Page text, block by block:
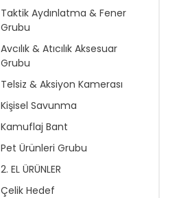
Taktik Aydınlatma & Fener
Grubu
Avcılık & Atıcılık Aksesuar
Grubu
Telsiz & Aksiyon Kamerası
Kişisel Savunma
Kamuflaj Bant
Pet Ürünleri Grubu
2. EL ÜRÜNLER
Çelik Hedef